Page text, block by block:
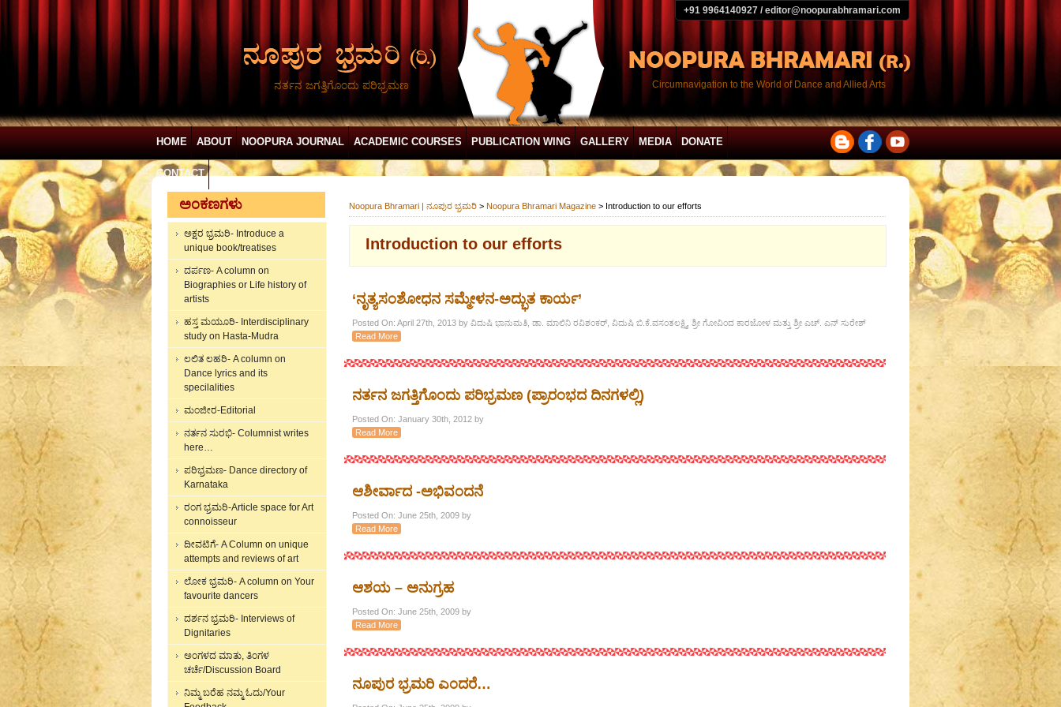
+91 9964140927 / editor@noopurabhramari.com
ನರ್ತನ ಜಗತ್ತಿಗೊಂದು ಪರಿಭ್ರಮಣ Circumnavigation to the World of Dance and Allied Arts
HOME ABOUT NOOPURA JOURNAL ACADEMIC COURSES PUBLICATION WING GALLERY MEDIA DONATE
CONTACT
ಅಂಕಣಗಳು
ಅಕ್ಷರ ಭ್ರಮರಿ- Introduce a
unique book/treatises
ದರ್ಪಣ- A column on
Biographies or Life history of
artists
ಹಸ್ತ ಮಯೂರಿ- Interdisciplinary
study on Hasta-Mudra
ಲಲಿತ ಲಹರಿ- A column on
Dance lyrics and its
specilalities
ಮಂಜೀರ-Editorial
ನರ್ತನ ಸುರಭಿ- Columnist writes
here…
ಪರಿಭ್ರಮಣ- Dance directory of
Karnataka
ರಂಗ ಭ್ರಮರಿ-Article space for Art
connoisseur
ದೀವಟಿಗೆ- A Column on unique
attempts and reviews of art
ಲೋಕ ಭ್ರಮರಿ- A column on Your
favourite dancers
ದರ್ಶನ ಭ್ರಮರಿ- Interviews of
Dignitaries
ಅಂಗಳದ ಮಾತು, ತಿಂಗಳ
ಚರ್ಚೆ/Discussion Board
ನಿಮ್ಮ ಬರೆಹ ನಮ್ಮ ಓದು/Your
Noopura Bhramari | ನೂಪುರ ಭ್ರಮರಿ > Noopura Bhramari Magazine > Introduction to our efforts
Introduction to our efforts
‘ನೃತ್ಯಸಂಶೋಧನ ಸಮ್ಮೇಳನ-ಅದ್ಭುತ ಕಾರ್ಯ’
Posted On: April 27th, 2013 by ವಿದುಷಿ ಭಾನುಮತಿ, ಡಾ. ಮಾಲಿನಿ ರವಿಶಂಕರ್, ವಿದುಷಿ ಬಿ.ಕೆ.ವಸಂತಲಕ್ಷ್ಮಿ, ಶ್ರೀ ಗೋವಿಂದ ಕಾರಜೋಳ ಮತ್ತು ಶ್ರೀ ಎಚ್. ಎನ್ ಸುರೇಶ್
Read More
ನರ್ತನ ಜಗತ್ತಿಗೊಂದು ಪರಿಭ್ರಮಣ (ಪ್ರಾರಂಭದ ದಿನಗಳಲ್ಲಿ)
Posted On: January 30th, 2012 by
Read More
ಆಶೀರ್ವಾದ -ಅಭಿವಂದನೆ
Posted On: June 25th, 2009 by
Read More
ಆಶಯ – ಅನುಗ್ರಹ
Posted On: June 25th, 2009 by
Read More
ನೂಪುರ ಭ್ರಮರಿ ಎಂದರೆ…